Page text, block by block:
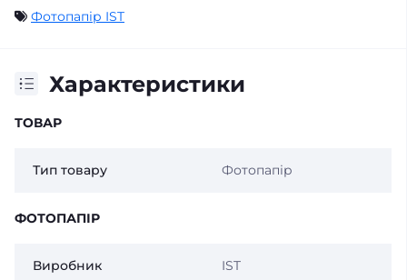
Фотопапір IST
Характеристики
ТОВАР
Тип товару Фотопапір
ФОТОПАПІР
Виробник IST